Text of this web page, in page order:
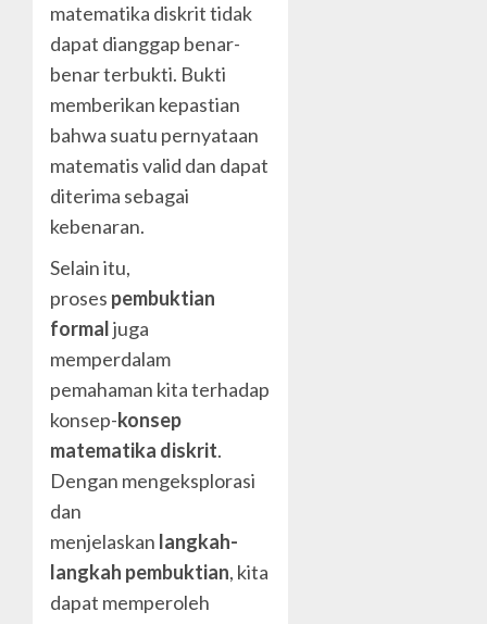
matematika diskrit tidak
dapat dianggap benar-
benar terbukti. Bukti
memberikan kepastian
bahwa suatu pernyataan
matematis valid dan dapat
diterima sebagai
kebenaran.
Selain itu,
proses pembuktian
formaljuga
memperdalam
pemahaman kita terhadap
konsep-konsep
matematika diskrit.
Dengan mengeksplorasi
dan
menjelaskan langkah-
langkah pembuktian, kita
dapat memperoleh